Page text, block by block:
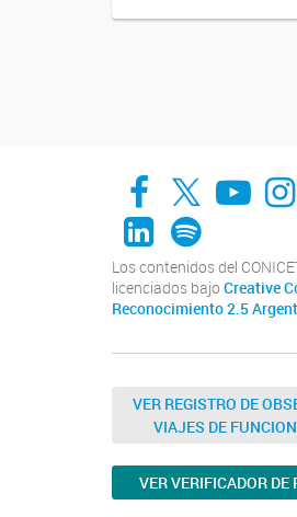
Facebook
X
LinkedIn
Spotify
Los contenidos del
licenciados bajo Creative
Reconocimiento 2.5
VER REGISTRO DE
VIAJES DE
VER VERIFICADOR DE